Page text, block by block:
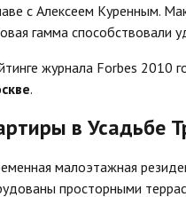
с Алексеем Куренным.
гамма способствовали
журнала Forbes 2010
.
в Усадьбе
малоэтажная
просторными